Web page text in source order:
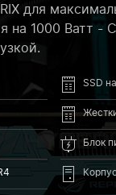
для
1000 Ватт -
SSD
Блок